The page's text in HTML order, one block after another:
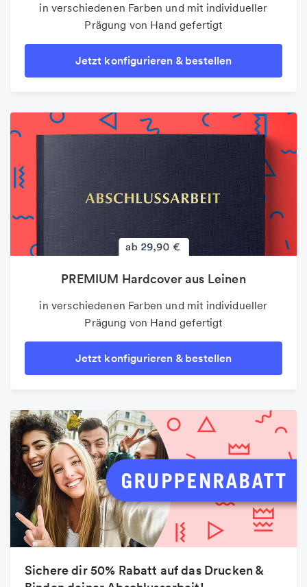
in verschiedenen Farben und mit individueller
Prägung von Hand gefertigt
Jetzt konfigurieren & bestellen
PREMIUM Hardcover aus Leinen
in verschiedenen Farben und mit individueller
Prägung von Hand gefertigt
Jetzt konfigurieren & bestellen
Sichere dir 50% Rabatt auf das Drucken &